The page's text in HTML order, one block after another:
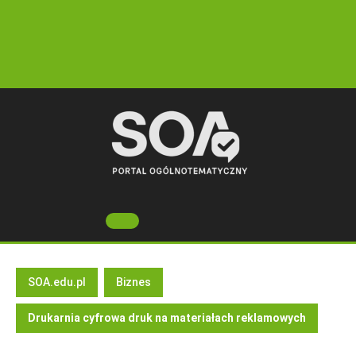
Open
Button
SOA.edu.pl Biznes
Drukarnia cyfrowa druk na materiałach reklamowych